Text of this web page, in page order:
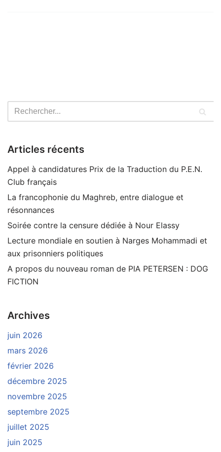
Articles récents
Appel à candidatures Prix de la Traduction du P.E.N.
Club français
La francophonie du Maghreb, entre dialogue et
résonnances
Soirée contre la censure dédiée à Nour Elassy
Lecture mondiale en soutien à Narges Mohammadi et
aux prisonniers politiques
A propos du nouveau roman de PIA PETERSEN : DOG
FICTION
Archives
juin 2026
mars 2026
février 2026
décembre 2025
novembre 2025
septembre 2025
juillet 2025
juin 2025